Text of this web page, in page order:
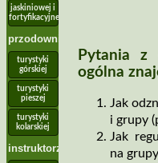
jaskiniowej i
fortyfikacyjnej
przodownicy
turystyki
górskiej
turystyki
pieszej
turystyki
kolarskiej
instruktorzy
Pytania z
ogólna
Jak
i grupy
Jak
na